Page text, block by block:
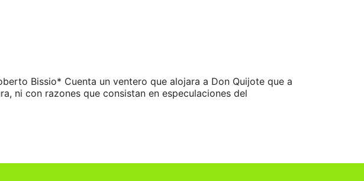
Bissio* Cuenta un ventero que alojara a Don Quijote que a
ni con razones que consistan en especulaciones del